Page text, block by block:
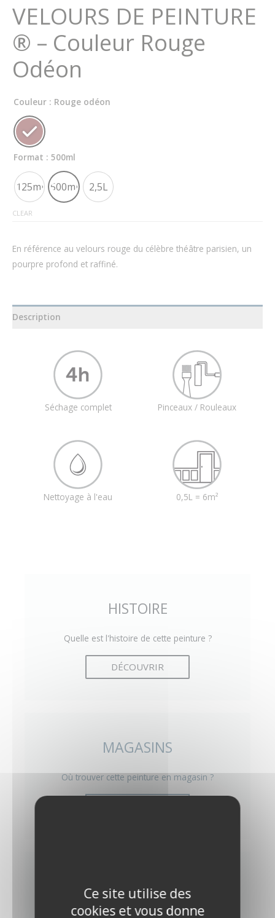
VELOURS DE PEINTURE
® – Couleur Rouge
Odéon
Couleur : Rouge odéon
Format : 500ml
125ml 500ml 2,5L
CLEAR
En référence au velours rouge du célèbre théâtre parisien, un
pourpre profond et raffiné.
Description
Séchage complet Pinceaux / Rouleaux
Nettoyage à l'eau 0,5L = 6m²
HISTOIRE
Quelle est l'histoire de cette peinture ?
DÉCOUVRIR
MAGASINS
Où trouver cette peinture en magasin ?
MODE D'EMPLOI
Ce site utilise des
cookies et vous donne